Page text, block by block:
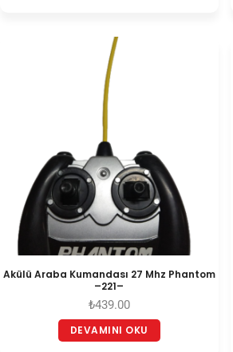
Akülü Araba Kumandası 27 Mhz Phantom
–221–
₺439.00
DEVAMINI OKU